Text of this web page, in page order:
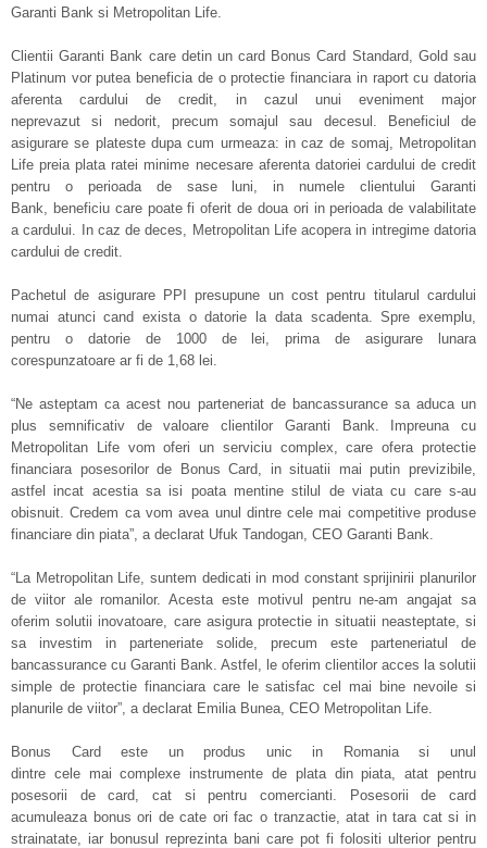
Garanti Bank si Metropolitan Life.
Clientii Garanti Bank care detin un card Bonus Card Standard, Gold sau
Platinum vor putea beneficia de o protectie financiara in raport cu datoria
aferenta cardului de credit, in cazul unui eveniment major
neprevazut si nedorit, precum somajul sau decesul. Beneficiul de
asigurare se plateste dupa cum urmeaza: in caz de somaj, Metropolitan
Life preia plata ratei minime necesare aferenta datoriei cardului de credit
pentru o perioada de sase luni, in numele clientului Garanti
Bank, beneficiu care poate fi oferit de doua ori in perioada de valabilitate
a cardului. In caz de deces, Metropolitan Life acopera in intregime datoria
cardului de credit.
Pachetul de asigurare PPI presupune un cost pentru titularul cardului
numai atunci cand exista o datorie la data scadenta. Spre exemplu,
pentru o datorie de 1000 de lei, prima de asigurare lunara
corespunzatoare ar fi de 1,68 lei.
“Ne asteptam ca acest nou parteneriat de bancassurance sa aduca un
plus semnificativ de valoare clientilor Garanti Bank. Impreuna cu
Metropolitan Life vom oferi un serviciu complex, care ofera protectie
financiara posesorilor de Bonus Card, in situatii mai putin previzibile,
astfel incat acestia sa isi poata mentine stilul de viata cu care s-au
obisnuit. Credem ca vom avea unul dintre cele mai competitive produse
financiare din piata”, a declarat Ufuk Tandogan, CEO Garanti Bank.
“La Metropolitan Life, suntem dedicati in mod constant sprijinirii planurilor
de viitor ale romanilor. Acesta este motivul pentru ne-am angajat sa
oferim solutii inovatoare, care asigura protectie in situatii neasteptate, si
sa investim in parteneriate solide, precum este parteneriatul de
bancassurance cu Garanti Bank. Astfel, le oferim clientilor acces la solutii
simple de protectie financiara care le satisfac cel mai bine nevoile si
planurile de viitor”, a declarat Emilia Bunea, CEO Metropolitan Life.
Bonus Card este un produs unic in Romania si unul
dintre cele mai complexe instrumente de plata din piata, atat pentru
posesorii de card, cat si pentru comercianti. Posesorii de card
acumuleaza bonus ori de cate ori fac o tranzactie, atat in tara cat si in
strainatate, iar bonusul reprezinta bani care pot fi folositi ulterior pentru